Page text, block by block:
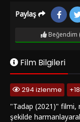
Paylaş
Beğendim
Film Bilgileri
294 izlenme
"Tadap (2021)" filmi,
şekilde